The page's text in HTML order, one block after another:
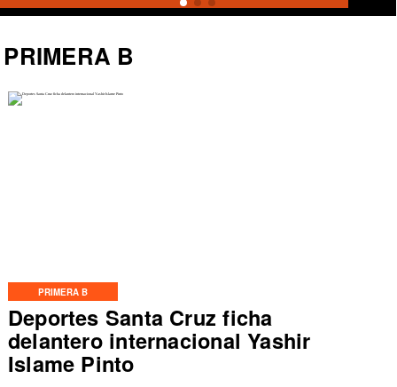
PRIMERA B
Deportes Santa Cruz ficha
delantero internacional Yashir
Islame Pinto
PRIMERA B